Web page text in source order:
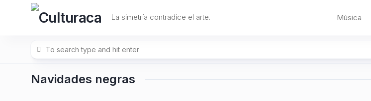
La simetría contradice el arte. Música
Navidades negras